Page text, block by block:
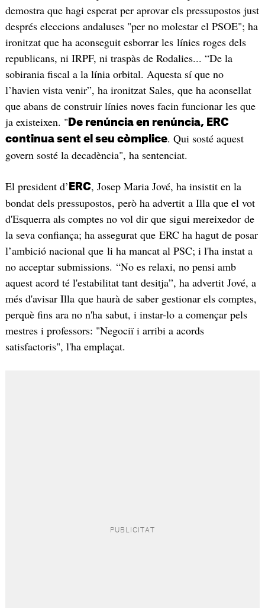
demostra que hagi esperat per aprovar els pressupostos just
després eleccions andaluses "per no molestar el PSOE"; ha
ironitzat que ha aconseguit esborrar les línies roges dels
republicans, ni IRPF, ni traspàs de Rodalies... “De la
sobirania fiscal a la línia orbital. Aquesta sí que no
l’havien vista venir”, ha ironitzat Sales, que ha aconsellat
que abans de construir línies noves facin funcionar les que
ja existeixen. " De renúncia en renúncia, ERC
continua sent el seu còmplice. Qui sosté aquest
govern sosté la decadència", ha sentenciat.
El president d’ ERC, Josep Maria Jové, ha insistit en la
bondat dels pressupostos, però ha advertit a Illa que el vot
d'Esquerra als comptes no vol dir que sigui mereixedor de
la seva confiança; ha assegurat que ERC ha hagut de posar
l’ambició nacional que li ha mancat al PSC; i l'ha instat a
no acceptar submissions. “No es relaxi, no pensi amb
aquest acord té l'estabilitat tant desitja”, ha advertit Jové, a
més d'avisar Illa que haurà de saber gestionar els comptes,
perquè fins ara no n'ha sabut, i instar-lo a començar pels
mestres i professors: "Negociï i arribi a acords
satisfactoris", l'ha emplaçat.